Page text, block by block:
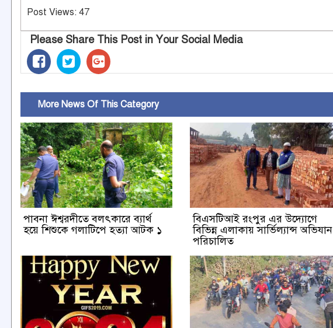
Post Views: 47
Please Share This Post in Your Social Media
More News Of This Category
পাবনা ঈশ্বরদীতে বলৎকারে ব্যার্থ
হয়ে শিশুকে গলাটিপে হত্যা আটক ১
বিএসটিআই রংপুর এর উদ্যোগে
বিভিন্ন এলাকায় সার্ভিল্যান্স অভিযান
পরিচালিত